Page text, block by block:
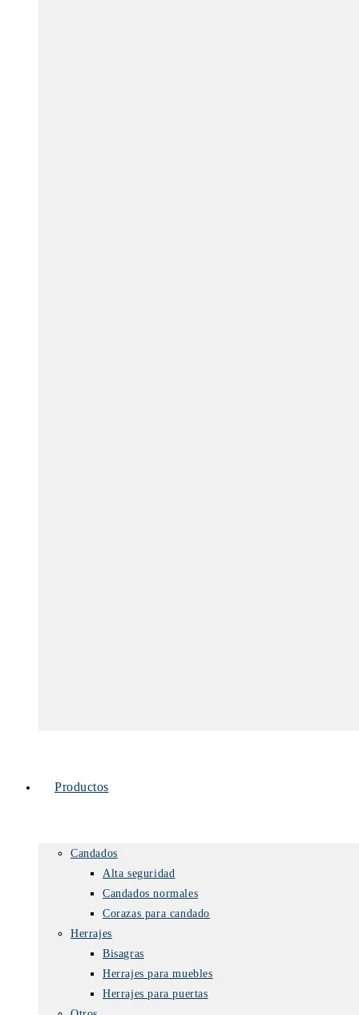
Productos
Candados
Alta seguridad
Candados normales
Corazas para candado
Herrajes
Bisagras
Herrajes para muebles
Herrajes para puertas